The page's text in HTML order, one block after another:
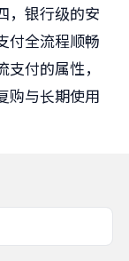
，银行级的安
付全流程顺畅
付的属性，
购与长期使用